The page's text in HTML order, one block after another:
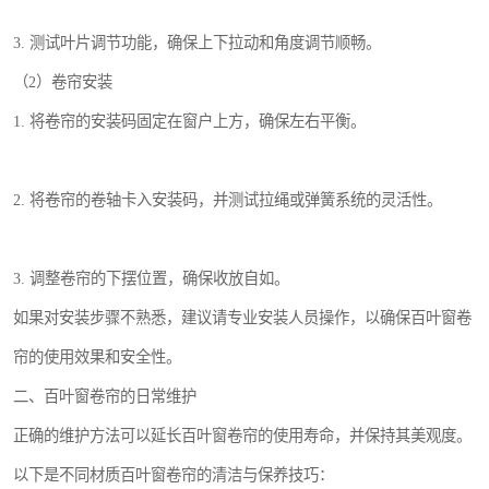
3. 测试叶片调节功能，确保上下拉动和角度调节顺畅。
（2）卷帘安装
1. 将卷帘的安装码固定在窗户上方，确保左右平衡。
2. 将卷帘的卷轴卡入安装码，并测试拉绳或弹簧系统的灵活性。
3. 调整卷帘的下摆位置，确保收放自如。
如果对安装步骤不熟悉，建议请专业安装人员操作，以确保百叶窗卷
帘的使用效果和安全性。
二、百叶窗卷帘的日常维护
正确的维护方法可以延长百叶窗卷帘的使用寿命，并保持其美观度。
以下是不同材质百叶窗卷帘的清洁与保养技巧：